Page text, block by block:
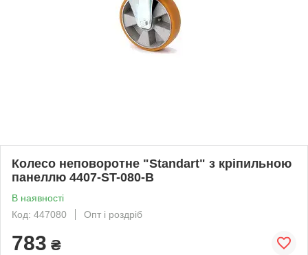
Колесо неповоротне "Standart" з кріпильною
панеллю 4407-ST-080-B
В наявності
Код: 447080
Опт і роздріб
783 ₴